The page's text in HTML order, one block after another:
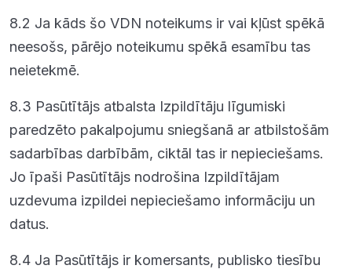
8.2 Ja kāds šo VDN noteikums ir vai kļūst spēkā
neesošs, pārējo noteikumu spēkā esamību tas
neietekmē.
8.3 Pasūtītājs atbalsta Izpildītāju līgumiski
paredzēto pakalpojumu sniegšanā ar atbilstošām
sadarbības darbībām, ciktāl tas ir nepieciešams.
Jo īpaši Pasūtītājs nodrošina Izpildītājam
uzdevuma izpildei nepieciešamo informāciju un
datus.
8.4 Ja Pasūtītājs ir komersants, publisko tiesību